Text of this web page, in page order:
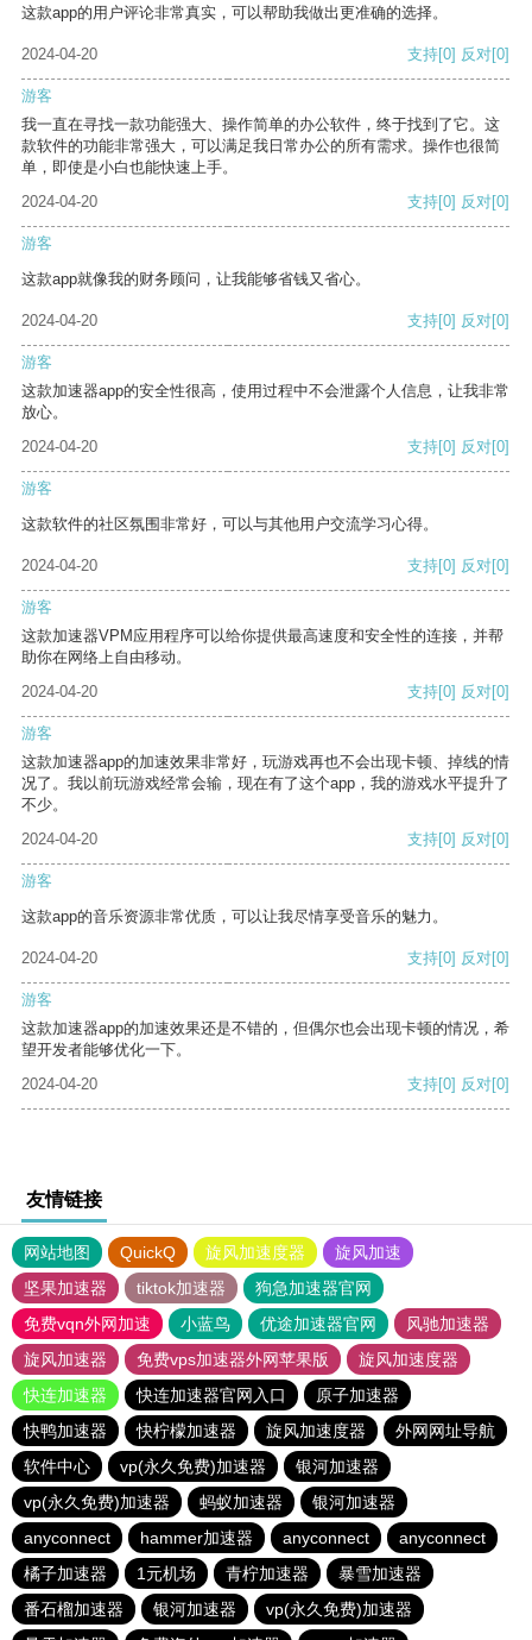
这款app的用户评论非常真实，可以帮助我做出更准确的选择。
2024-04-20 支持[0] 反对[0]
游客
我一直在寻找一款功能强大、操作简单的办公软件，终于找到了它。这
款软件的功能非常强大，可以满足我日常办公的所有需求。操作也很简
单，即使是小白也能快速上手。
2024-04-20
支持[0] 反对[0]
游客
这款app就像我的财务顾问，让我能够省钱又省心。
2024-04-20 支持[0] 反对[0]
游客
这款加速器app的安全性很高，使用过程中不会泄露个人信息，让我非常
放心。
2024-04-20
支持[0] 反对[0]
游客
这款软件的社区氛围非常好，可以与其他用户交流学习心得。
2024-04-20 支持[0] 反对[0]
游客
这款加速器VPM应用程序可以给你提供最高速度和安全性的连接，并帮
助你在网络上自由移动。
2024-04-20
支持[0] 反对[0]
游客
这款加速器app的加速效果非常好，玩游戏再也不会出现卡顿、掉线的情
况了。我以前玩游戏经常会输，现在有了这个app，我的游戏水平提升了
不少。
2024-04-20
支持[0] 反对[0]
游客
这款app的音乐资源非常优质，可以让我尽情享受音乐的魅力。
2024-04-20 支持[0] 反对[0]
游客
这款加速器app的加速效果还是不错的，但偶尔也会出现卡顿的情况，希
望开发者能够优化一下。
2024-04-20
支持[0] 反对[0]
友情链接
网站地图 QuickQ 旋风加速度器
旋风加速
坚果加速器
tiktok加速器
狗急加速器官网
免费vqn外网加速
小蓝鸟 优途加速器官网
风驰加速器
旋风加速器
免费vps加速器外网苹果版
旋风加速度器
快连加速器
快连加速器官网入口
原子加速器
快鸭加速器
快柠檬加速器 旋风加速度器
外网网址导航
软件中心
vp(永久免费)加速器
银河加速器
vp(永久免费)加速器
蚂蚁加速器
银河加速器
anyconnect
hammer加速器 anyconnect
anyconnect
橘子加速器
1元机场 青柠加速器
暴雪加速器
番石榴加速器
银河加速器
vp(永久免费)加速器